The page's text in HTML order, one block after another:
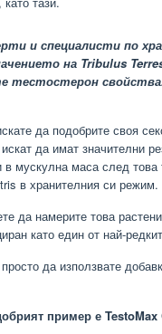
и специалисти по
на Tribulus
тестостерон
да подобрите своя
да имат значителни
в мускулна маса след това
в хранителния си режим.
да намерите това
като един от най-
да използвате
пример е